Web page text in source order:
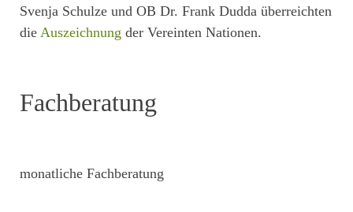
Svenja Schulze und OB Dr. Frank Dudda überreichten
die Auszeichnung der Vereinten Nationen.
Fachberatung
monatliche Fachberatung